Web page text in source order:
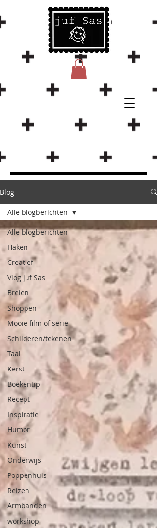
Blog
Alle blogberichten
Haken
Creatief
Vlog juf Sas
Breien
Shoppen
Mooie film of serie
Schilderen/tekenen
Taal
Kerst
Boekentip
Recept
Inspiratie
Humor
Kunst
Onderwijs
Poppenhuis
Reizen
Armbanden
workshop
Alle blogberichten